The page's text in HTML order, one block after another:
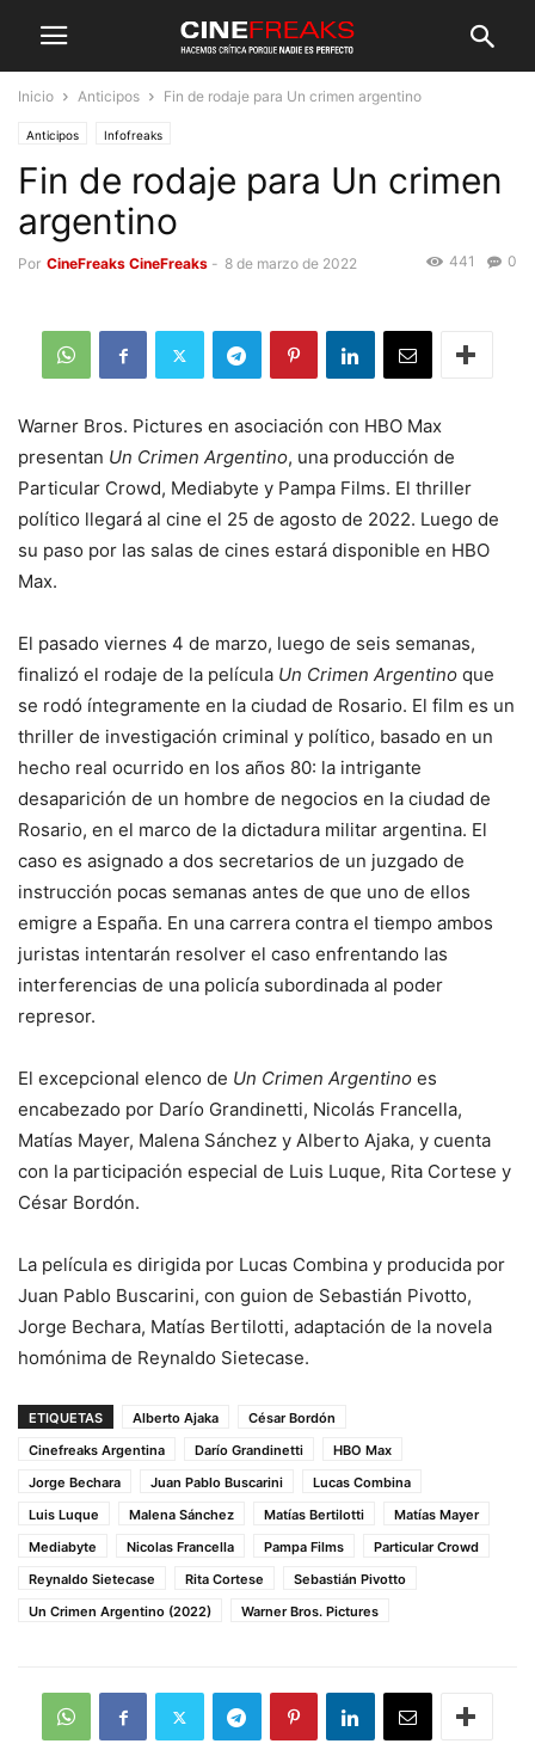
Inicio Anticipos Fin de rodaje para Un crimen argentino
Anticipos Infofreaks
Fin de rodaje para Un crimen
argentino
Por CineFreaks CineFreaks - 8 de marzo de 2022 0
441
Warner Bros. Pictures en asociación con HBO Max
presentan Un Crimen Argentino, una producción de
Particular Crowd, Mediabyte y Pampa Films. El thriller
político llegará al cine el 25 de agosto de 2022. Luego de
su paso por las salas de cines estará disponible en HBO
Max.
El pasado viernes 4 de marzo, luego de seis semanas,
finalizó el rodaje de la película Un Crimen Argentino que
se rodó íntegramente en la ciudad de Rosario. El film es un
thriller de investigación criminal y político, basado en un
hecho real ocurrido en los años 80: la intrigante
desaparición de un hombre de negocios en la ciudad de
Rosario, en el marco de la dictadura militar argentina. El
caso es asignado a dos secretarios de un juzgado de
instrucción pocas semanas antes de que uno de ellos
emigre a España. En una carrera contra el tiempo ambos
juristas intentarán resolver el caso enfrentando las
interferencias de una policía subordinada al poder
represor.
El excepcional elenco de Un Crimen Argentino es
encabezado por Darío Grandinetti, Nicolás Francella,
Matías Mayer, Malena Sánchez y Alberto Ajaka, y cuenta
con la participación especial de Luis Luque, Rita Cortese y
César Bordón.
La película es dirigida por Lucas Combina y producida por
Juan Pablo Buscarini, con guion de Sebastián Pivotto,
Jorge Bechara, Matías Bertilotti, adaptación de la novela
homónima de Reynaldo Sietecase.
ETIQUETAS Alberto Ajaka
César Bordón
Cinefreaks Argentina
Darío Grandinetti
HBO Max
Jorge Bechara
Juan Pablo Buscarini
Lucas Combina
Luis Luque
Malena Sánchez Matías Bertilotti
Matías Mayer
Mediabyte
Nicolas Francella Pampa Films
Particular Crowd
Reynaldo Sietecase
Rita Cortese
Sebastián Pivotto
Un Crimen Argentino (2022)
Warner Bros. Pictures